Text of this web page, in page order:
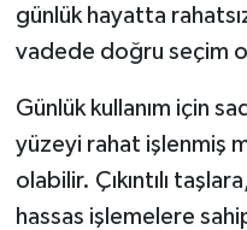
günlük hayatta
vadede doğru seçim
Günlük kullanım için
yüzeyi rahat işlenmiş
olabilir. Çıkıntılı
hassas işlemelere